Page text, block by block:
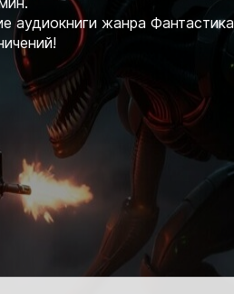
аудиокниги жанра Фантастика